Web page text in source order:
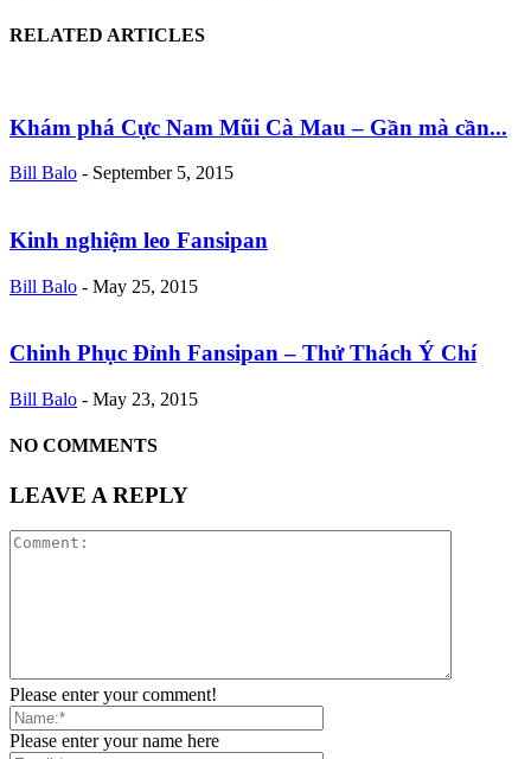
RELATED ARTICLES
Khám phá Cực Nam Mũi Cà Mau – Gần mà cần...
Bill Balo - September 5, 2015
Kinh nghiệm leo Fansipan
Bill Balo - May 25, 2015
Chinh Phục Đỉnh Fansipan – Thử Thách Ý Chí
Bill Balo - May 23, 2015
NO COMMENTS
LEAVE A REPLY
Please enter your comment!
Please enter your name here